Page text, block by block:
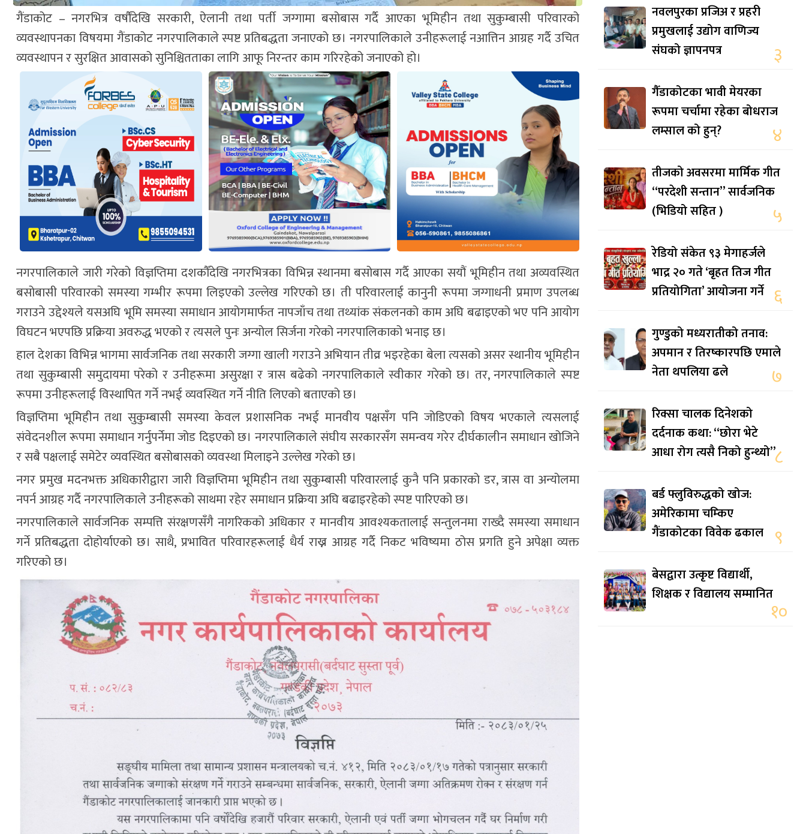
गैंडाकोट – नगरभित्र वर्षौंदेखि सरकारी, ऐलानी तथा पर्ती जग्गामा बसोबास गर्दै आएका भूमिहीन तथा सुकुम्बासी परिवारको
व्यवस्थापनका विषयमा गैंडाकोट नगरपालिकाले स्पष्ट प्रतिबद्धता जनाएको छ। नगरपालिकाले उनीहरूलाई नआत्तिन आग्रह गर्दै उचित
व्यवस्थापन र सुरक्षित आवासको सुनिश्चितताका लागि आफू निरन्तर काम गरिरहेको जनाएको हो।
नगरपालिकाले जारी गरेको विज्ञप्तिमा दशकौँदेखि नगरभित्रका विभिन्न स्थानमा बसोबास गर्दै आएका सयौं भूमिहीन तथा अव्यवस्थित
बसोबासी परिवारको समस्या गम्भीर रूपमा लिइएको उल्लेख गरिएको छ। ती परिवारलाई कानुनी रूपमा जग्गाधनी प्रमाण उपलब्ध
गराउने उद्देश्यले यसअघि भूमि समस्या समाधान आयोगमार्फत नापजाँच तथा तथ्यांक संकलनको काम अघि बढाइएको भए पनि आयोग
विघटन भएपछि प्रक्रिया अवरुद्ध भएको र त्यसले पुनः अन्योल सिर्जना गरेको नगरपालिकाको भनाइ छ।
हाल देशका विभिन्न भागमा सार्वजनिक तथा सरकारी जग्गा खाली गराउने अभियान तीव्र भइरहेका बेला त्यसको असर स्थानीय भूमिहीन
तथा सुकुम्बासी समुदायमा परेको र उनीहरूमा असुरक्षा र त्रास बढेको नगरपालिकाले स्वीकार गरेको छ। तर, नगरपालिकाले स्पष्ट
रूपमा उनीहरूलाई विस्थापित गर्ने नभई व्यवस्थित गर्ने नीति लिएको बताएको छ।
विज्ञप्तिमा भूमिहीन तथा सुकुम्बासी समस्या केवल प्रशासनिक नभई मानवीय पक्षसँग पनि जोडिएको विषय भएकाले त्यसलाई
संवेदनशील रूपमा समाधान गर्नुपर्नेमा जोड दिइएको छ। नगरपालिकाले संघीय सरकारसँग समन्वय गरेर दीर्घकालीन समाधान खोजिने
र सबै पक्षलाई समेटेर व्यवस्थित बसोबासको व्यवस्था मिलाइने उल्लेख गरेको छ।
नगर प्रमुख मदनभक्त अधिकारीद्वारा जारी विज्ञप्तिमा भूमिहीन तथा सुकुम्बासी परिवारलाई कुनै पनि प्रकारको डर, त्रास वा अन्योलमा
नपर्न आग्रह गर्दै नगरपालिकाले उनीहरूको साथमा रहेर समाधान प्रक्रिया अघि बढाइरहेको स्पष्ट पारिएको छ।
नगरपालिकाले सार्वजनिक सम्पत्ति संरक्षणसँगै नागरिकको अधिकार र मानवीय आवश्यकतालाई सन्तुलनमा राख्दै समस्या समाधान
गर्ने प्रतिबद्धता दोहोर्याएको छ। साथै, प्रभावित परिवारहरूलाई धैर्य राख्न आग्रह गर्दै निकट भविष्यमा ठोस प्रगति हुने अपेक्षा व्यक्त
गरिएको छ।
नवलपुरका प्रजिअ र प्रहरी
प्रमुखलाई उद्योग वाणिज्य
संघको ज्ञापनपत्र
३
गैँडाकोटका भावी मेयरका
रूपमा चर्चामा रहेका बोधराज
लम्साल को हुन्?
४
तीजको अवसरमा मार्मिक गीत
“परदेशी सन्तान” सार्वजनिक
(भिडियो सहित )
५
रेडियो संकेत ९३ मेगाहर्जले
भाद्र २० गते ‘बृहत तिज गीत
प्रतियोगिता’ आयोजना गर्ने ६
गुण्डुको मध्यरातीको तनाव:
अपमान र तिरष्कारपछि एमाले
नेता थपलिया ढले
७
रिक्सा चालक दिनेशको
दर्दनाक कथा: “छोरा भेटे
आधा रोग त्यसै निको हुन्थ्यो”८
बर्ड फ्लुविरुद्धको खोज:
अमेरिकामा चम्किए
गैंडाकोटका विवेक ढकाल ९
बेसद्वारा उत्कृष्ट विद्यार्थी,
शिक्षक र विद्यालय सम्मानित
१०